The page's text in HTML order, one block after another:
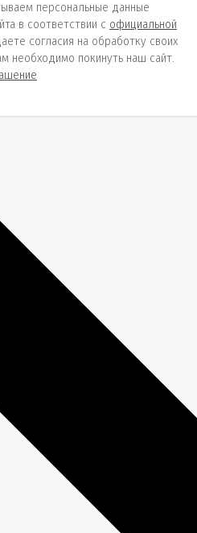
персональные данные
в соответствии с официальной
согласия на обработку своих
необходимо покинуть наш сайт.